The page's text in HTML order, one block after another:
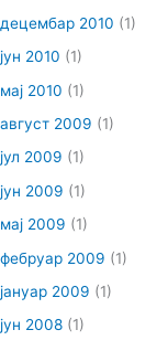
децембар 2010 (1)
јун 2010 (1)
мај 2010 (1)
август 2009 (1)
јул 2009 (1)
јун 2009 (1)
мај 2009 (1)
фебруар 2009 (1)
јануар 2009 (1)
јун 2008 (1)